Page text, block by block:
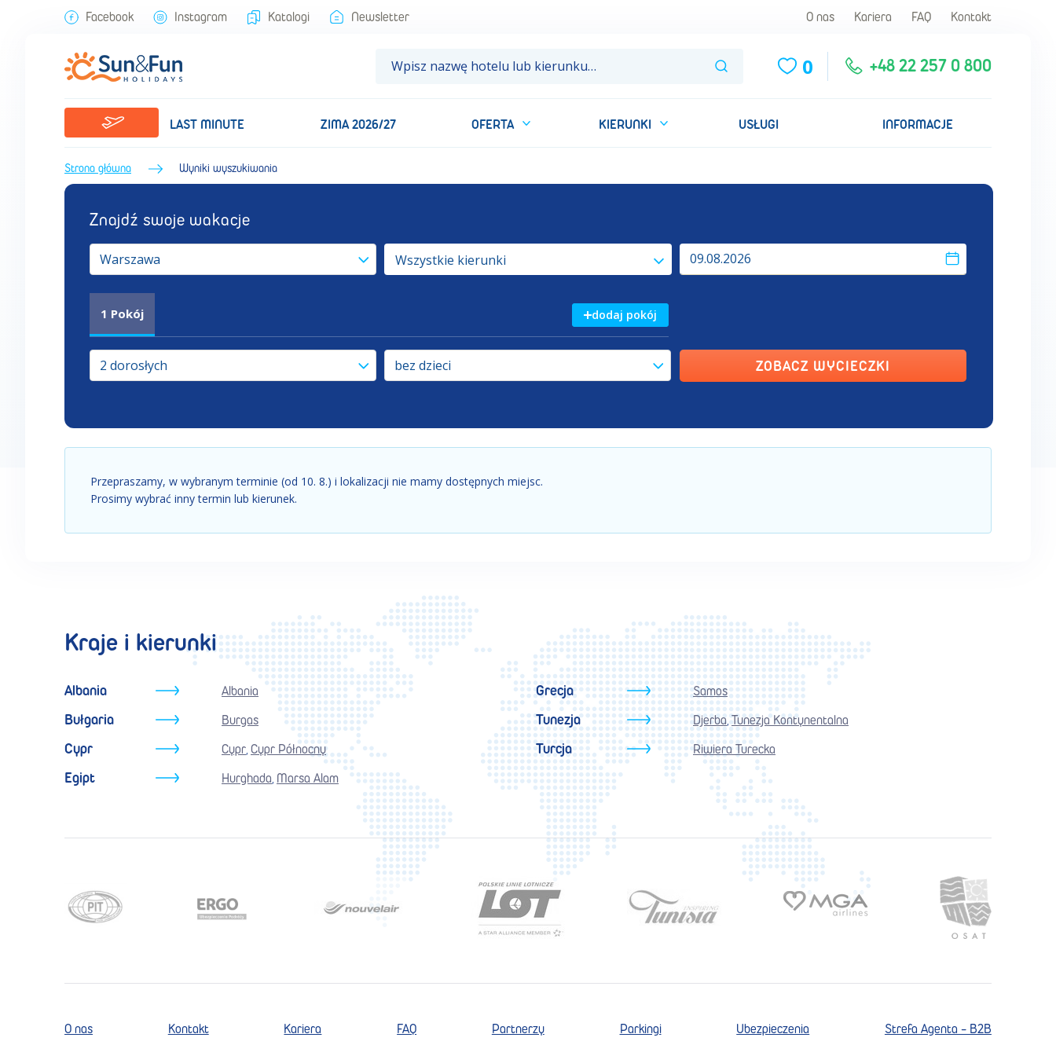
Facebook Instagram Katalogi Newsletter O nas Kariera FAQ Kontakt
0 +48 22 257 0 800
LAST MINUTE ZIMA 2026/27 OFERTA KIERUNKI USŁUGI INFORMACJE
Strona główna Wyniki wyszukiwania
Znajdź swoje wakacje
Warszawa Wszystkie kierunki 09.08.2026
1 Pokój dodaj pokój
2 dorosłych bez dzieci ZOBACZ WYCIECZKI
Przepraszamy, w wybranym terminie (od 10. 8.) i lokalizacji nie mamy dostępnych miejsc.
Prosimy wybrać inny termin lub kierunek.
Kraje i kierunki
Albania Albania
Bułgaria Burgas
Cypr Cypr Cypr Północny
Egipt Hurghada Marsa Alam
Grecja Samos
Tunezja Djerba ,Tunezja Kontynentalna
Turcja Riwiera Turecka
O nas Kontakt Kariera FAQ Partnerzy Parkingi Ubezpieczenia Strefa Agenta - B2B